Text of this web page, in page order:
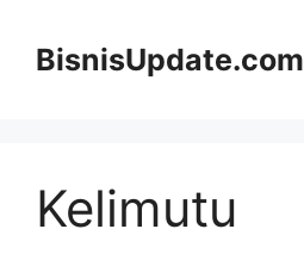
BisnisUpdate.com
Kelimutu